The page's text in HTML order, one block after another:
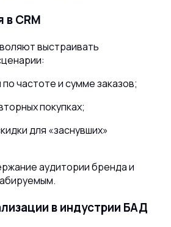
CRM
выстраивать
частоте и сумме заказов;
покупках;
для «заснувших»
аудитории бренда и
в индустрии БАД